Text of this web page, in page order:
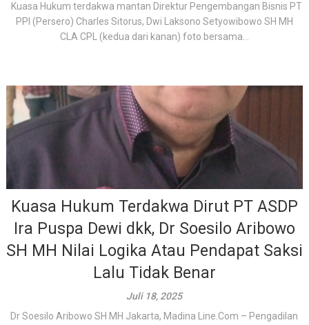
Kuasa Hukum terdakwa mantan Direktur Pengembangan Bisnis PT
PPI (Persero) Charles Sitorus, Dwi Laksono Setyowibowo SH MH
CLA CPL (kedua dari kanan) foto bersama...
Kuasa Hukum Terdakwa Dirut PT ASDP
Ira Puspa Dewi dkk, Dr Soesilo Aribowo
SH MH Nilai Logika Atau Pendapat Saksi
Lalu Tidak Benar
Juli 18, 2025
Dr Soesilo Aribowo SH MH Jakarta, Madina Line.Com – Pengadilan